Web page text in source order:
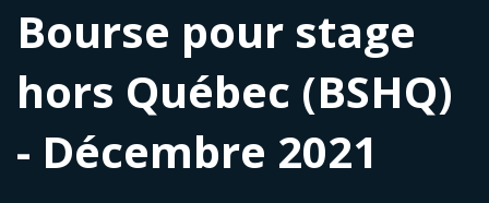
Bourse pour stage
hors Québec (BSHQ)
- Décembre 2021